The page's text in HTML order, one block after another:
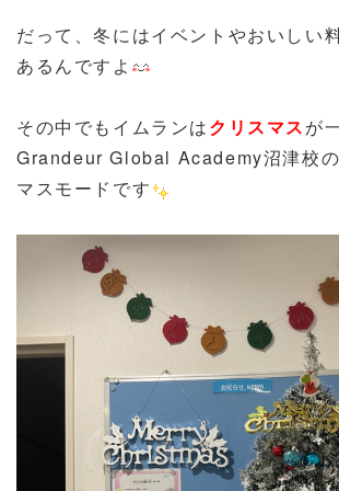
だって、冬にはイベントやおいしい
あるんですよ
その中でもイムランはクリスマスが
Grandeur Global Academy沼津校の
マスモードです